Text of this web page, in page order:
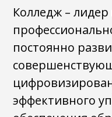
Колледж –
постоянно
эффективного